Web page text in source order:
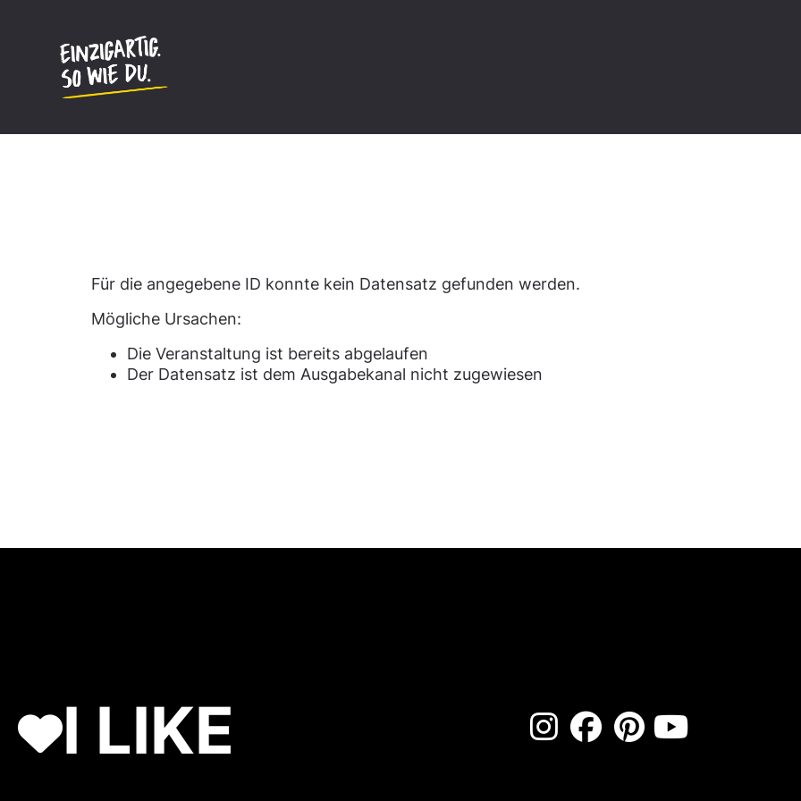
Für die angegebene ID konnte kein Datensatz gefunden werden.
Mögliche Ursachen:
Die Veranstaltung ist bereits abgelaufen
Der Datensatz ist dem Ausgabekanal nicht zugewiesen
I LIKE